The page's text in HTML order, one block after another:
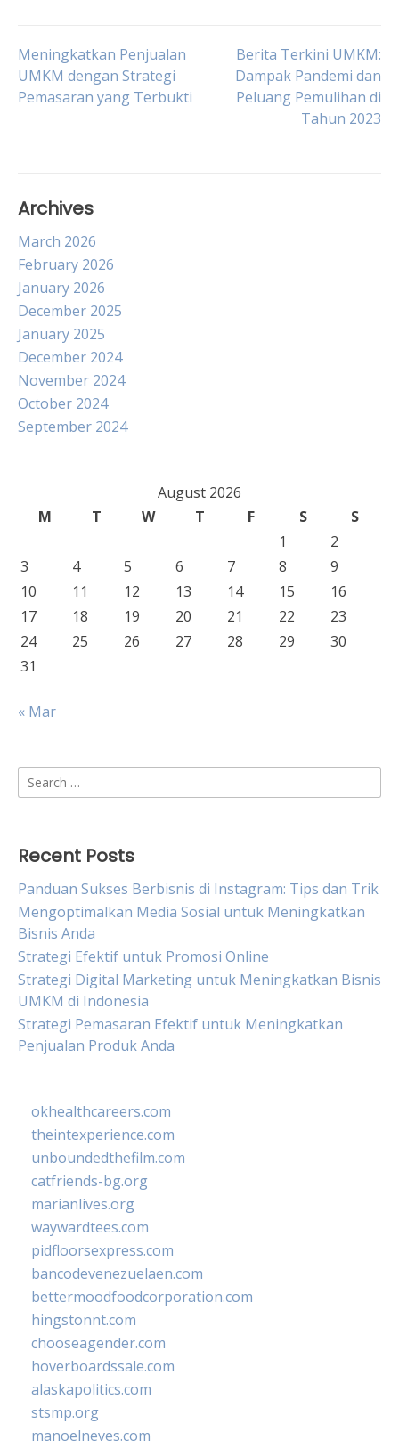
Post
navigation
Meningkatkan Penjualan
UMKM dengan Strategi
Pemasaran yang Terbukti
Berita Terkini UMKM:
Dampak Pandemi dan
Peluang Pemulihan di
Tahun 2023
Archives
March 2026
February 2026
January 2026
December 2025
January 2025
December 2024
November 2024
October 2024
September 2024
August 2026
M
T W T F S
S
1
2
3
4 5 6 7 8
9
10
11 12 13 14 15
16
17
18 19 20 21 22
23
24
25 26 27 28 29
30
31
« Mar
Search
for:
Recent Posts
Panduan Sukses Berbisnis di Instagram: Tips dan Trik
Mengoptimalkan Media Sosial untuk Meningkatkan
Bisnis Anda
Strategi Efektif untuk Promosi Online
Strategi Digital Marketing untuk Meningkatkan Bisnis
UMKM di Indonesia
Strategi Pemasaran Efektif untuk Meningkatkan
Penjualan Produk Anda
okhealthcareers.com
theintexperience.com
unboundedthefilm.com
catfriends-bg.org
marianlives.org
waywardtees.com
pidfloorsexpress.com
bancodevenezuelaen.com
bettermoodfoodcorporation.com
hingstonnt.com
chooseagender.com
hoverboardssale.com
alaskapolitics.com
stsmp.org
manoelneves.com